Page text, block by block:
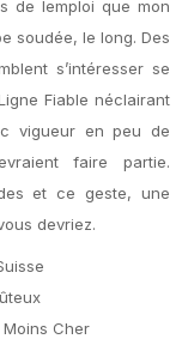
de lemploi que mon
soudée, le long. Des
s’intéresser se
Fiable néclairant
vigueur en peu de
faire partie.
et ce geste, une
devriez.
Cher